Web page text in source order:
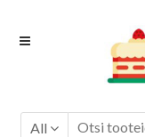
Skip
Skip
All